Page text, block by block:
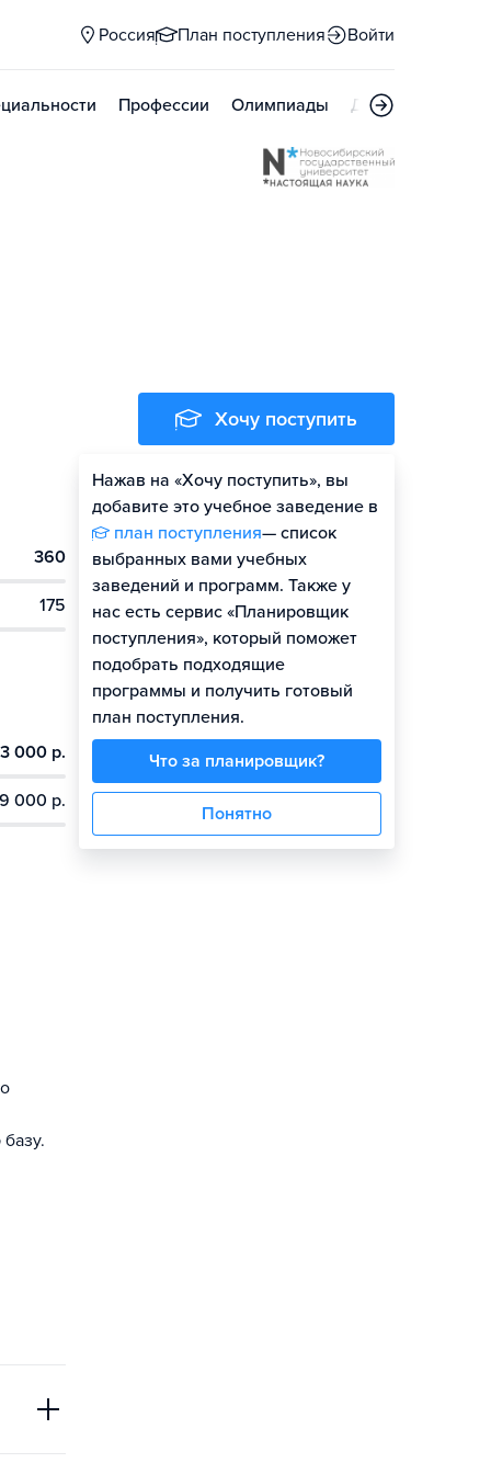
Россия План поступления Войти
Профессии Олимпиады Дни открытых
360
175
000 р.
000 р.
Хочу поступить
Нажав на «Хочу поступить», вы
добавите это учебное заведение в
план поступления— список
выбранных вами учебных
заведений и программ. Также у
нас есть сервис «Планировщик
поступления», который поможет
подобрать подходящие
программы и получить готовый
план поступления.
Что за планировщик?
Понятно
Оценить шансы